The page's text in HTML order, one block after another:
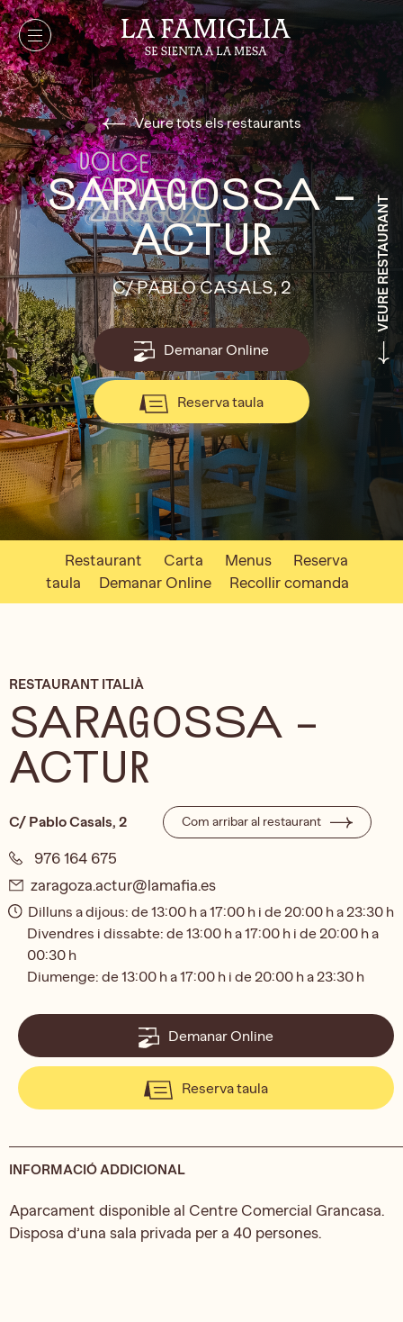
Veure tots els restaurants
VEURE RESTAURANT
SARAGOSSA –
ACTUR
C/ PABLO CASALS, 2
Demanar Online
Reserva taula
Restaurant Carta Menus
Reserva
taula
Demanar Online Recollir comanda
RESTAURANT ITALIÀ
SARAGOSSA –
ACTUR
C/ Pablo Casals, 2 Com arribar al restaurant
976 164 675
zaragoza.actur@lamafia.es
Dilluns a dijous: de 13:00 h a 17:00 h i de 20:00 h a 23:30 h
Divendres i dissabte: de 13:00 h a 17:00 h i de 20:00 h a
00:30 h
Diumenge: de 13:00 h a 17:00 h i de 20:00 h a 23:30 h
Demanar Online
Reserva taula
INFORMACIÓ ADDICIONAL
Aparcament disponible al Centre Comercial Grancasa.
Disposa d’una sala privada per a 40 persones.